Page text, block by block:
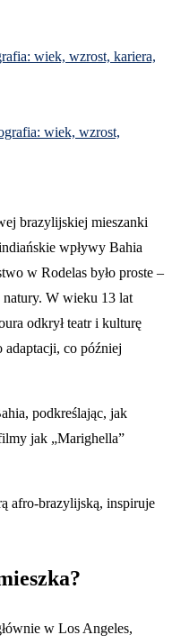
wiek, wzrost, kariera,
wiek, wzrost,
brazylijskiej mieszanki
wpływy Bahia
w Rodelas było proste –
natury. W wieku 13 lat
odkrył teatr i kulturę
adaptacji, co później
podkreślając, jak
jak „Marighella”
afro-brazylijską, inspiruje
w Los Angeles,